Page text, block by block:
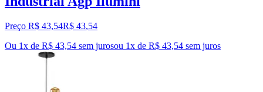
Preço R$ 43,54R$ 43,54
Ou 1x de R$ 43,54 sem jurosou 1x de R$ 43,54 sem juros